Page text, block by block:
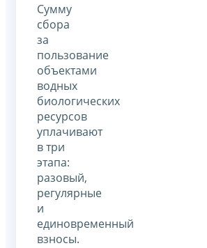
Сумму
сбора
за
пользование
объектами
водных
биологических
ресурсов
уплачивают
в три
этапа:
разовый,
регулярные
и
единовременный
взносы.